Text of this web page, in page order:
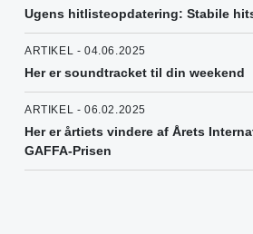
Ugens hitlisteopdatering: Stabile
ARTIKEL - 04.06.2025
Her er soundtracket til din weekend
ARTIKEL - 06.02.2025
Her er årtiets vindere af Årets
GAFFA-Prisen